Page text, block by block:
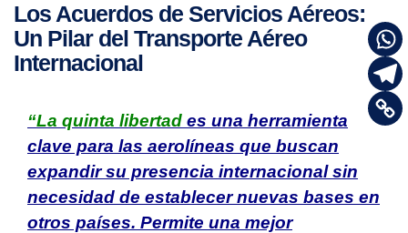
Los Acuerdos de Servicios Aéreos:
Un Pilar del Transporte Aéreo
Internacional
“La quinta libertad es una herramienta
clave para las aerolíneas que buscan
expandir su presencia internacional sin
necesidad de establecer nuevas bases en
otros países. Permite una mejor